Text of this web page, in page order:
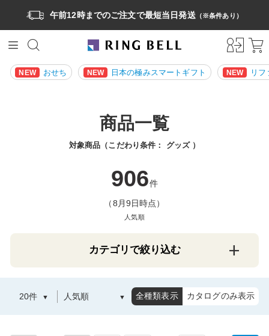
午前12時までのご注文で最短当日発送（※条件あり）
NEW おせち NEW 日本の極みスマートギフト NEW リ
商品一覧
対象商品（こだわり条件： グッズ）
906件
（8月9日時点）
人気順
カテゴリで絞り込む
全種類表示 カタログのみ表示